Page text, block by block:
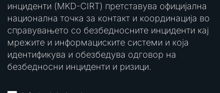
инциденти (MKD-CIRT) претставува официјална
национална точка за контакт и координација во
справувањето со безбедносните инциденти кај
мрежите и информациските системи и која
идентификува и обезбедува одговор на
безбедносни инциденти и ризици.